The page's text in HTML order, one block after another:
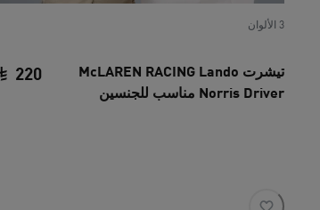
3 الألوان
تيشرت McLAREN RACING Lando
Norris Driver مناسب للجنسين
220